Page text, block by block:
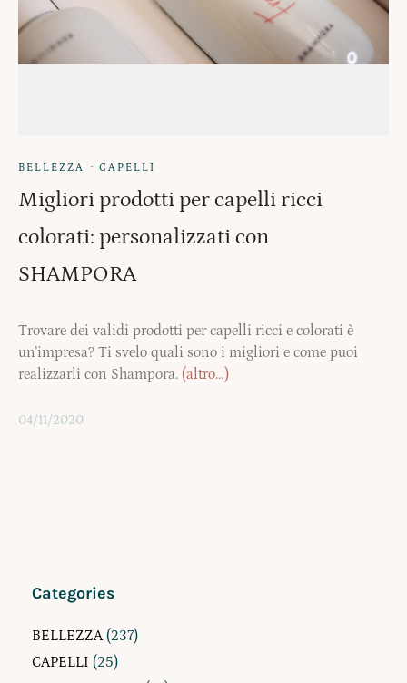
BELLEZZA · CAPELLI
Migliori prodotti per capelli ricci
colorati: personalizzati con
SHAMPORA
Trovare dei validi prodotti per capelli ricci e colorati è
un’impresa? Ti svelo quali sono i migliori e come puoi
realizzarli con Shampora. (altro…)
04/11/2020
Categories
BELLEZZA(237)
CAPELLI (25)